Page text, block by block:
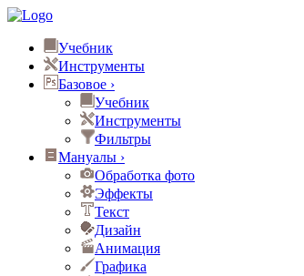
Учебник
Инструменты
Базовое ›
Учебник
Инструменты
Фильтры
Мануалы ›
Обработка фото
Эффекты
Текст
Дизайн
Анимация
Графика